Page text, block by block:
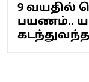
9 வயதில்
பயணம்..